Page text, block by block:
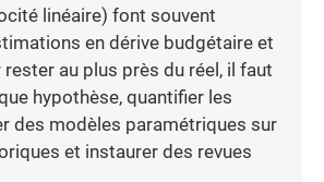
linéaire) font souvent
en dérive budgétaire et
au plus près du réel, il faut
hypothèse, quantifier les
des modèles paramétriques sur
et instaurer des revues